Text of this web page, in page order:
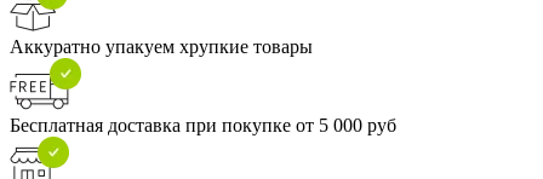
Аккуратно упакуем хрупкие товары
Бесплатная доставка при покупке от 5 000 руб